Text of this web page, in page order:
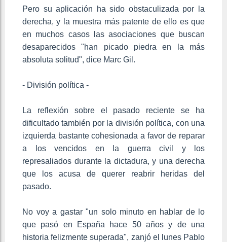
Pero su aplicación ha sido obstaculizada por la
derecha, y la muestra más patente de ello es que
en muchos casos las asociaciones que buscan
desaparecidos "han picado piedra en la más
absoluta solitud", dice Marc Gil.
- División política -
La reflexión sobre el pasado reciente se ha
dificultado también por la división política, con una
izquierda bastante cohesionada a favor de reparar
a los vencidos en la guerra civil y los
represaliados durante la dictadura, y una derecha
que los acusa de querer reabrir heridas del
pasado.
No voy a gastar "un solo minuto en hablar de lo
que pasó en España hace 50 años y de una
historia felizmente superada", zanjó el lunes Pablo